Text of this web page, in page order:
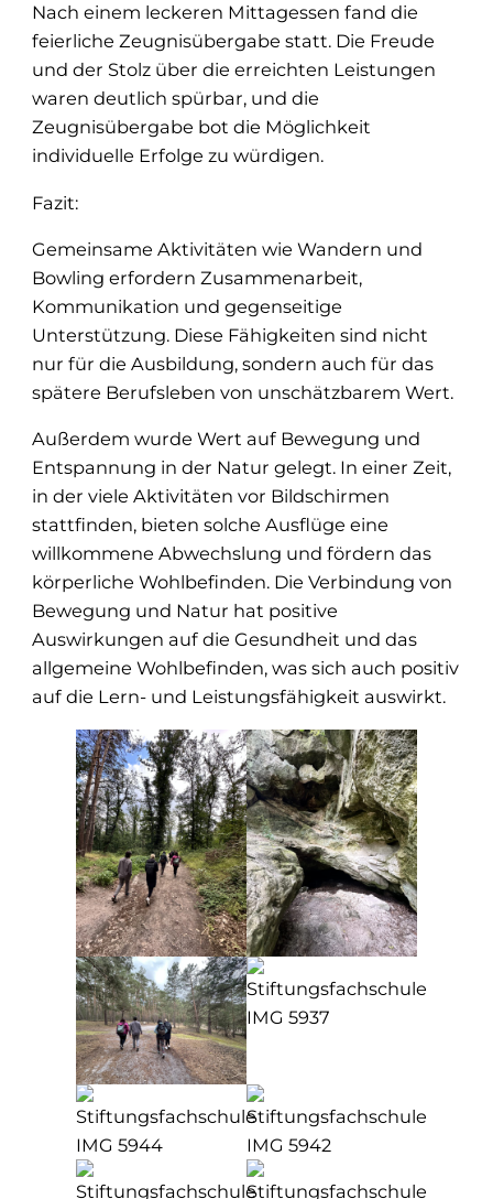
Nach einem leckeren Mittagessen fand die
feierliche Zeugnisübergabe statt. Die Freude
und der Stolz über die erreichten Leistungen
waren deutlich spürbar, und die
Zeugnisübergabe bot die Möglichkeit
individuelle Erfolge zu würdigen.
Fazit:
Gemeinsame Aktivitäten wie Wandern und
Bowling erfordern Zusammenarbeit,
Kommunikation und gegenseitige
Unterstützung. Diese Fähigkeiten sind nicht
nur für die Ausbildung, sondern auch für das
spätere Berufsleben von unschätzbarem Wert.
Außerdem wurde Wert auf Bewegung und
Entspannung in der Natur gelegt. In einer Zeit,
in der viele Aktivitäten vor Bildschirmen
stattfinden, bieten solche Ausflüge eine
willkommene Abwechslung und fördern das
körperliche Wohlbefinden. Die Verbindung von
Bewegung und Natur hat positive
Auswirkungen auf die Gesundheit und das
allgemeine Wohlbefinden, was sich auch positiv
auf die Lern- und Leistungsfähigkeit auswirkt.